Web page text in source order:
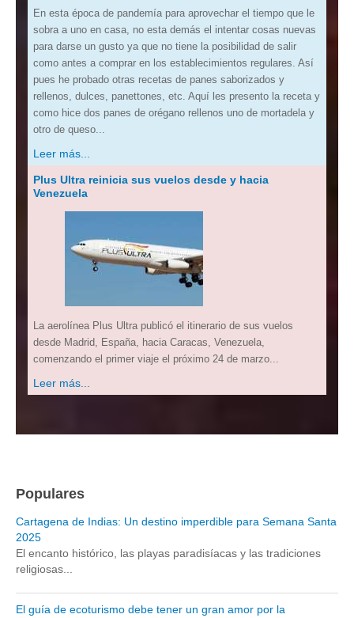
En esta época de pandemía para aprovechar el tiempo que le
sobra a uno en casa, no esta demás el intentar cosas nuevas
para darse un gusto ya que no tiene la posibilidad de salir
como antes a comprar en los establecimientos regulares. Así
pues he probado otras recetas de panes saborizados y
rellenos, dulces, panettones, etc. Aquí les presento la receta y
como hice dos panes de orégano rellenos uno de mortadela y
otro de queso...
Leer más...
Plus Ultra reinicia sus vuelos desde y hacia
Venezuela
La aerolínea Plus Ultra publicó el itinerario de sus vuelos
desde Madrid, España, hacia Caracas, Venezuela,
comenzando el primer viaje el próximo 24 de marzo...
Leer más...
Populares
Cartagena de Indias: Un destino imperdible para Semana Santa
2025
El encanto histórico, las playas paradisíacas y las tradiciones
religiosas...
El guía de ecoturismo debe tener un gran amor por la